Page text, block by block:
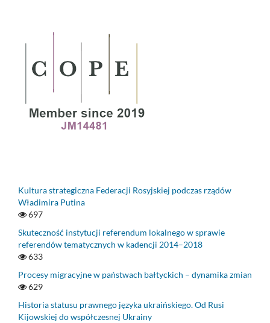
Kultura strategiczna Federacji Rosyjskiej podczas rządów
Władimira Putina
697
Skuteczność instytucji referendum lokalnego w sprawie
referendów tematycznych w kadencji 2014–2018
633
Procesy migracyjne w państwach bałtyckich – dynamika zmian
629
Historia statusu prawnego języka ukraińskiego. Od Rusi
Kijowskiej do współczesnej Ukrainy